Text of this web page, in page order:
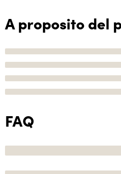
A proposito del
FAQ